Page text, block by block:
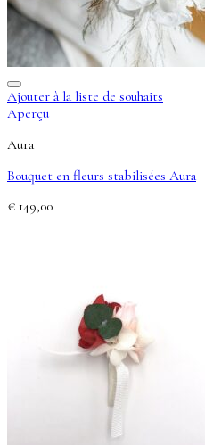
Ajouter à la liste de souhaits
Aperçu
Aura
Bouquet en fleurs stabilisées Aura
€ 149,00